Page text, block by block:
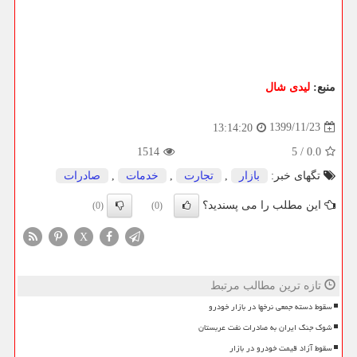
منبع: لیدی شال
1399/11/23
13:14:20
0.0
/
5
1514
تگهای خبر:
بازار تجارت خدمات صادرات
این مطلب را می پسندید؟ (0)
(0)
X
تازه ترین مطالب مرتبط
سقوط دسته جمعی نرخها در بازار خودرو
شوک جنگ ایران به صادرات نفت عربستان
سقوط آزاد قیمت خودرو در بازار